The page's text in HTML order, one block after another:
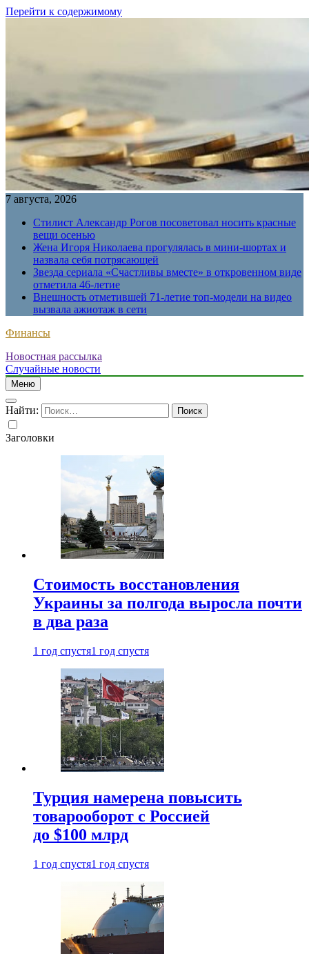
Перейти к содержимому
7 августа, 2026
Стилист Александр Рогов посоветовал носить красные
вещи осенью
Жена Игоря Николаева прогулялась в мини-шортах и
назвала себя потрясающей
Звезда сериала «Счастливы вместе» в откровенном виде
отметила 46-летие
Внешность отметившей 71-летие топ-модели на видео
вызвала ажиотаж в сети
Финансы
Новостная рассылка
Случайные новости
Меню
Найти:
Заголовки
Стоимость восстановления
Украины за полгода выросла почти
в два раза
1 год спустя1 год спустя
Турция намерена повысить
товарооборот с Россией
до $100 млрд
1 год спустя1 год спустя